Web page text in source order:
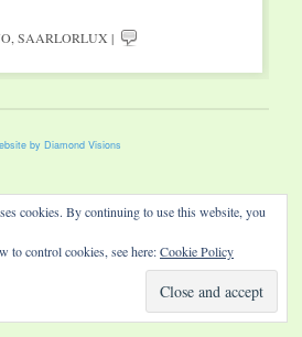
,SAARLORLUX |
by Diamond Visions
cookies. By continuing to use this website, you
to control cookies, see here:Cookie Policy